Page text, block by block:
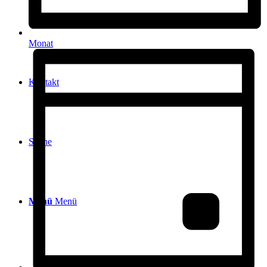
Kontakt
Suche
Menü Menü
Monat